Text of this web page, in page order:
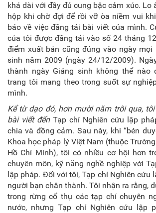
khá dài với đầy đủ cung bậc cảm xúc. Lo
hộp khi chờ đợi để rồi vỡ òa niềm vui
báo về việc đăng tải bài viết của mình.
của tôi được đăng tải vào số 24 tháng
điểm xuất bản cũng đúng vào ngày mọi
sinh năm 2009 (ngày 24/12/2009).
thành ngày Giáng sinh không thể nào
trang tôi mang theo trong suốt sự
mình.
Kể từ dạo đó, hơn mười năm trôi qua,
bài viết đến Tạp chí Nghiên cứu lập
chia và đồng cảm. Sau này, khi “bén
Khoa học pháp lý Việt Nam (thuộc
Hồ Chí Minh), tôi có nhiều cơ hội hơn
chuyên môn, kỹ năng nghề nghiệp với
lập pháp. Đối với tôi, Tạp chí Nghiên cứu
người bạn chân thành. Tôi nhận ra rằng,
trong rừng cổ thụ các tạp chí chuyên
nước, nhưng Tạp chí Nghiên cứu lập